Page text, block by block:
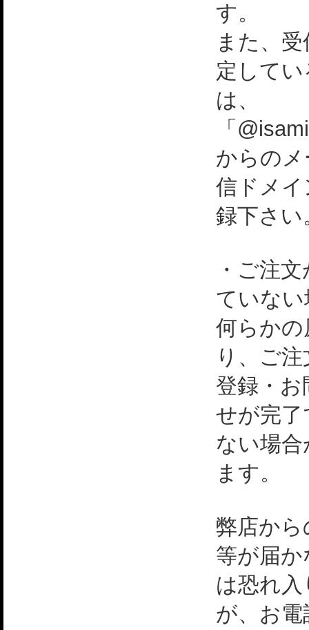
す。
また、
定して
は、
「
からの
信ドメ
録下さい
・ご注
ていない
何らか
り、ご
登録・
せが完
ない場
ます。
弊店か
等が届
は恐れ
が、お